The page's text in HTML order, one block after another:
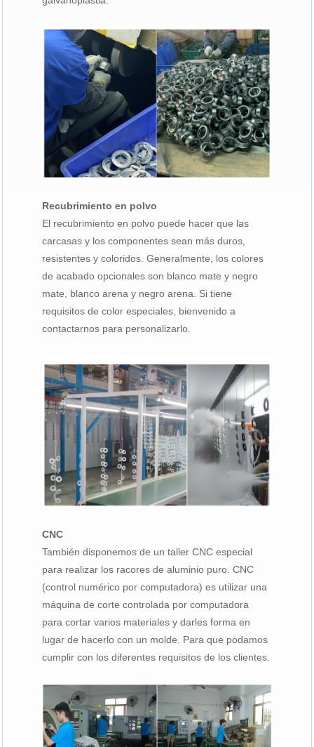
Recubrimiento en polvo
El recubrimiento en polvo puede hacer que las
carcasas y los componentes sean más duros,
resistentes y coloridos. Generalmente, los colores
de acabado opcionales son blanco mate y negro
mate, blanco arena y negro arena. Si tiene
requisitos de color especiales, bienvenido a
contactarnos para personalizarlo.
CNC
También disponemos de un taller CNC especial
para realizar los racores de aluminio puro. CNC
(control numérico por computadora) es utilizar una
máquina de corte controlada por computadora
para cortar varios materiales y darles forma en
lugar de hacerlo con un molde. Para que podamos
cumplir con los diferentes requisitos de los clientes.